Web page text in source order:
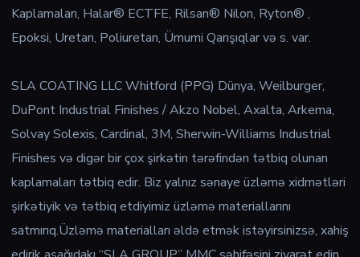
Kaplamaları, Halar® ECTFE, Rilsan® Nilon, Ryton® ,
Epoksi, Uretan, Poliuretan, Ümumi Qarışıqlar və s. var.
SLA COATING LLC Whitford (PPG) Dünya, Weilburger,
DuPont Industrial Finishes / Akzo Nobel, Axalta, Arkema,
Solvay Solexis, Cardinal, 3M, Sherwin-Williams Industrial
Finishes və digər bir çox şirkətin tərəfindən tətbiq olunan
kaplamaları tətbiq edir. Biz yalnız sənaye üzləmə xidmətləri
şirkətiyik və tətbiq etdiyimiz üzləmə materiallarını
satmırıq.Üzləmə materialları əldə etmək istəyirsinizsə, xahiş